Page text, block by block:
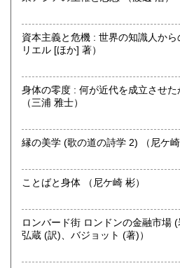
ゲーム、おもちゃ、骨董品まであ
にお問い合わせください。出張費は
哲学宗教、歴史、社会科学、自然
国書、サブカルチャー、古書一般
オールジャンル
資本主義と危機 : 世界の知識人からの警告 （マル
リエル [ほか] 著）
身体の零度 : 何が近代を成立させ
（三浦 雅士）
縁の美学 (歌の道の詩学
ことばと身体 （尼ケ崎 彬）
ロンバード街 ロンドンの金融市場 (岩
弘蔵 (訳)、バジョット (著)）